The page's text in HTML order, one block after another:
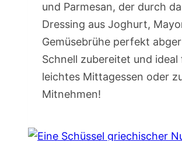
und Parmesan, der durch
Dressing aus Joghurt,
Gemüsebrühe perfekt
Schnell zubereitet und ideal
leichtes Mittagessen oder
Mitnehmen!